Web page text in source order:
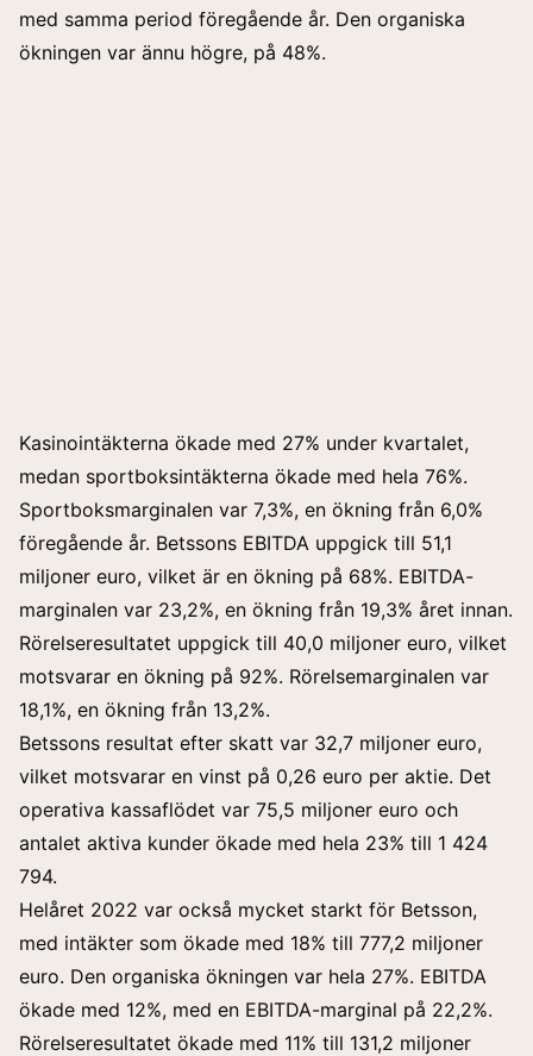
med samma period föregående år. Den organiska
ökningen var ännu högre, på 48%.
Kasinointäkterna ökade med 27% under kvartalet,
medan sportboksintäkterna ökade med hela 76%.
Sportboksmarginalen var 7,3%, en ökning från 6,0%
föregående år. Betssons EBITDA uppgick till 51,1
miljoner euro, vilket är en ökning på 68%. EBITDA-
marginalen var 23,2%, en ökning från 19,3% året innan.
Rörelseresultatet uppgick till 40,0 miljoner euro, vilket
motsvarar en ökning på 92%. Rörelsemarginalen var
18,1%, en ökning från 13,2%.
Betssons resultat efter skatt var 32,7 miljoner euro,
vilket motsvarar en vinst på 0,26 euro per aktie. Det
operativa kassaflödet var 75,5 miljoner euro och
antalet aktiva kunder ökade med hela 23% till 1 424
794.
Helåret 2022 var också mycket starkt för Betsson,
med intäkter som ökade med 18% till 777,2 miljoner
euro. Den organiska ökningen var hela 27%. EBITDA
ökade med 12%, med en EBITDA-marginal på 22,2%.
Rörelseresultatet ökade med 11% till 131,2 miljoner